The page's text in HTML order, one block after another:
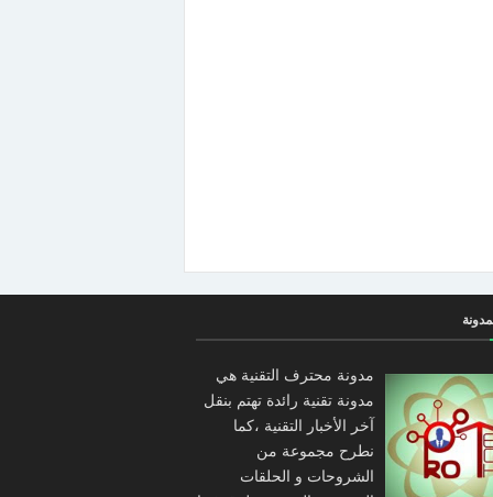
مدونة محترف التقنية هي
مدونة تقنية رائدة تهتم بنقل
آخر الأخبار التقنية ،كما
نطرح مجموعة من
الشروحات و الحلقات